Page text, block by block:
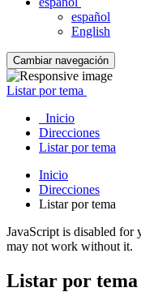
español
English
Cambiar navegación
Listar por tema
Inicio
Direcciones
Listar por tema
Inicio
Direcciones
Listar por tema
JavaScript is disabled for
may not work without it.
Listar por